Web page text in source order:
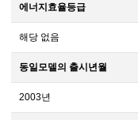
에너지효율등급
해당 없음
동일모델의 출시년월
2003년